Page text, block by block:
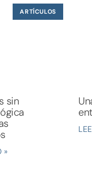
ARTÍCULOS
sin
»